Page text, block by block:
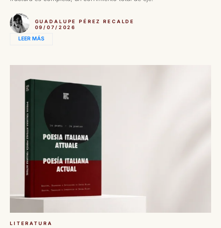
GUADALUPE PÉREZ RECALDE
09/07/2026
LEER MÁS
LITERATURA